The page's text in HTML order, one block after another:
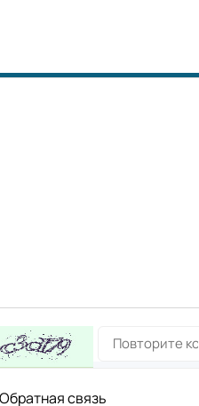
Обратная связь